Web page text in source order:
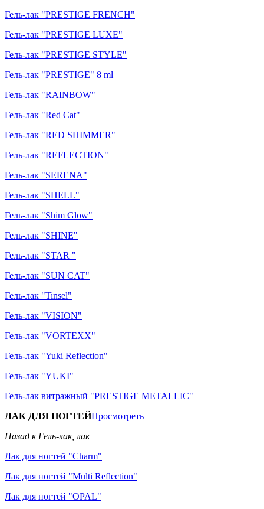
Гель-лак "PRESTIGE FRENCH"
Гель-лак "PRESTIGE LUXE"
Гель-лак "PRESTIGE STYLE"
Гель-лак "PRESTIGE" 8 ml
Гель-лак "RAINBOW"
Гель-лак "Red Cat"
Гель-лак "RED SHIMMER"
Гель-лак "REFLECTION"
Гель-лак "SERENA"
Гель-лак "SHELL"
Гель-лак "Shim Glow"
Гель-лак "SHINE"
Гель-лак "STAR "
Гель-лак "SUN CAT"
Гель-лак "Tinsel"
Гель-лак "VISION"
Гель-лак "VORTEXX"
Гель-лак "Yuki Reflection"
Гель-лак "YUKI"
Гель-лак витражный "PRESTIGE METALLIC"
ЛАК ДЛЯ НОГТЕЙПросмотреть
Назад к Гель-лак, лак
Лак для ногтей "Charm"
Лак для ногтей "Multi Reflection"
Лак для ногтей "OPAL"